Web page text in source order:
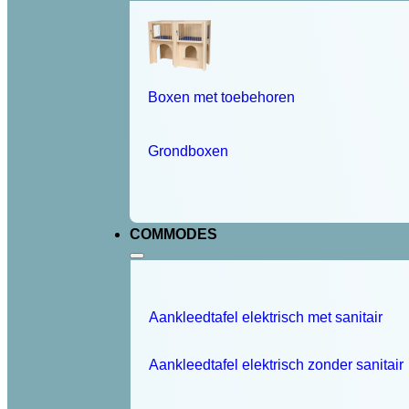
Boxen met toebehoren
Grondboxen
COMMODES
Aankleedtafel elektrisch met sanitair
Aankleedtafel elektrisch zonder sanitair